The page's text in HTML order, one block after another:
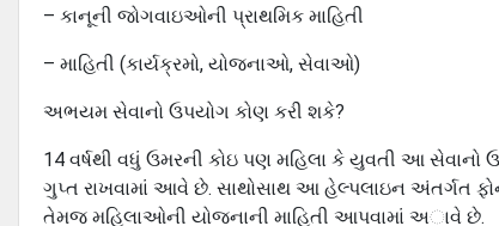
– કાનૂની જોગવાઇઓની પ્રાથમિક માહિતી
– માહિતી (કાર્યક્રમો, યોજનાઓ, સેવાઓ)
અભયમ સેવાનો ઉપયોગ કોણ કરી શકે?
14 વર્ષથી વધું ઉમરની કોઇ પણ મહિલા કે યુવતી આ
ગુપ્ત રાખવામાં આવે છે. સાથોસાથ આ હેલ્પલાઇન અંતર્ગત
તેમજ મહિલાઓની યોજનાની માહિતી આપવામાં અાવે છે.